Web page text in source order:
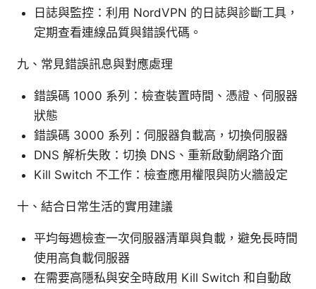
日誌與監控：利用 NordVPN 的日誌與診斷工具，
定期查看連線品質與錯誤代碼。
九、常見錯誤訊息與對應處理
錯誤碼 1000 系列：檢查裝置時間、憑證、伺服器
狀態
錯誤碼 3000 系列：伺服器負載高，切換伺服器
DNS 解析失敗：切換 DNS、重新啟動網路介面
Kill Switch 不工作：檢查應用權限與防火牆設定
十、結合日常生活的實用建議
平均每週檢查一次伺服器清單與負載，避免長時間
使用高負載伺服器
在需要高隱私與安全時啟用 Kill Switch 和自動啟